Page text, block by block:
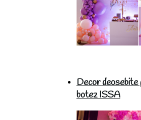
Decor deosebite
botez ISSA